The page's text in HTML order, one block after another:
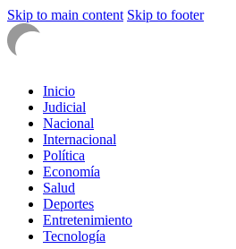
Skip to main content Skip to footer
Inicio
Judicial
Nacional
Internacional
Política
Economía
Salud
Deportes
Entretenimiento
Tecnología